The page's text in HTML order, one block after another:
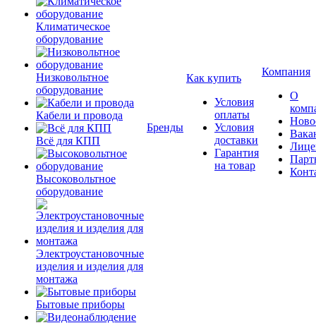
Климатическое
оборудование
Низковольтное
оборудование
Кабели и провода
Всё для КПП
Высоковольтное
оборудование
Электроустановочные
изделия и изделия для
монтажа
Бытовые приборы
Бренды
Как купить
Условия
оплаты
Условия
доставки
Гарантия
на товар
Компания
О